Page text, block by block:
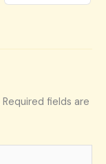
Required fields are